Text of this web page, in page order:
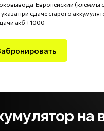
Европейский (клеммы
при сдаче старого
акб +1000
на